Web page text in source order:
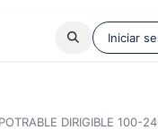
Iniciar
DIRIGIBLE 100-